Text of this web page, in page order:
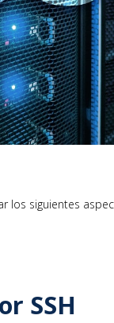
los siguientes
SSH